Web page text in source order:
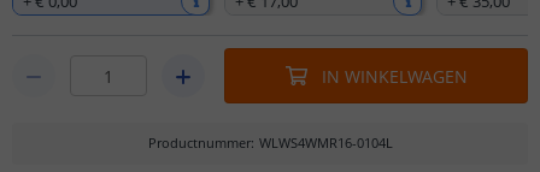
IN WINKELWAGEN
Productnummer: WLWS4WMR16-0104L